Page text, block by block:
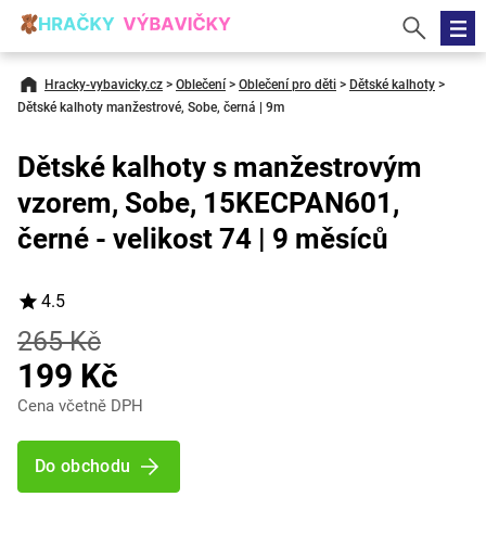
Hracky-vybavicky.cz > Oblečení > Oblečení pro děti > Dětské kalhoty >
Dětské kalhoty manžestrové, Sobe, černá | 9m
Dětské kalhoty s manžestrovým
vzorem, Sobe, 15KECPAN601,
černé - velikost 74 | 9 měsíců
4.5
265 Kč
199 Kč
Cena včetně DPH
Do obchodu